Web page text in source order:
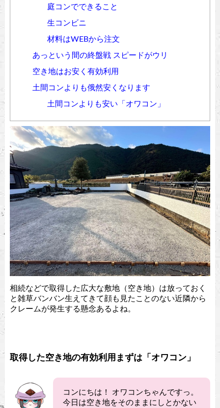
庭コンでできること
生コンビニ
材料はWEBから注文
あっという間の終盤戦 スピードがウリ
空き地はお安く有効利用
土間コンよりも俄然安くなります
土間コンよりも安い「オワコン」
相続などで取得した広大な敷地（空き地）は放っておく
と雑草バンバン生えてきて顔も見たことのない近隣から
クレームが発生する懸念あるよね。
取得した空き地の有効利用まずは「オワコン」
コンにちは！ オワコンちゃんですっ。
今日は空き地をそのままにしとかない